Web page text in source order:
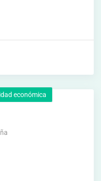
económica